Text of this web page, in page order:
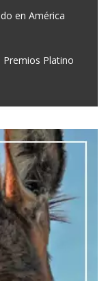
en América
Platino